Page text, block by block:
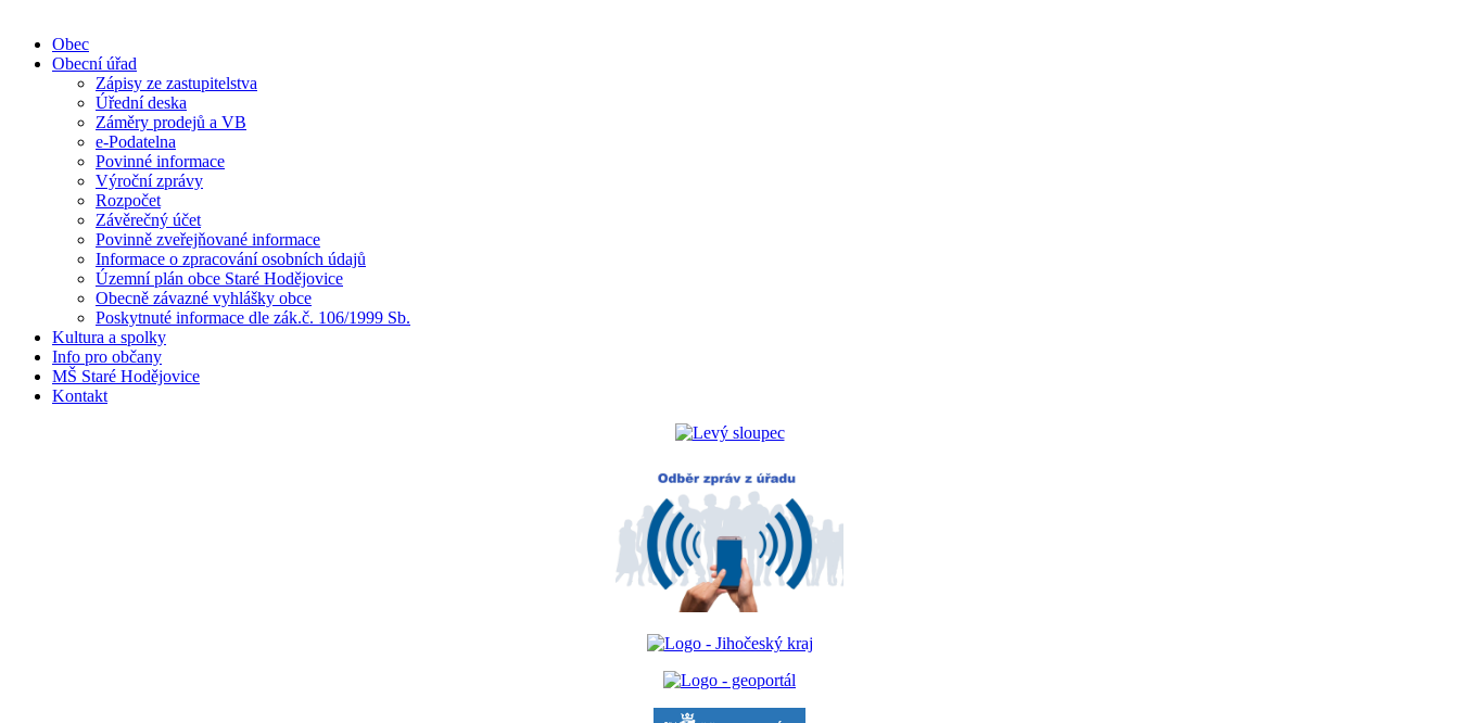
Obec
Obecní úřad
Zápisy ze zastupitelstva
Úřední deska
Záměry prodejů a VB
e-Podatelna
Povinné informace
Výroční zprávy
Rozpočet
Závěrečný účet
Povinně zveřejňované informace
Informace o zpracování osobních údajů
Územní plán obce Staré Hodějovice
Obecně závazné vyhlášky obce
Poskytnuté informace dle zák.č. 106/1999 Sb.
Kultura a spolky
Info pro občany
MŠ Staré Hodějovice
Kontakt